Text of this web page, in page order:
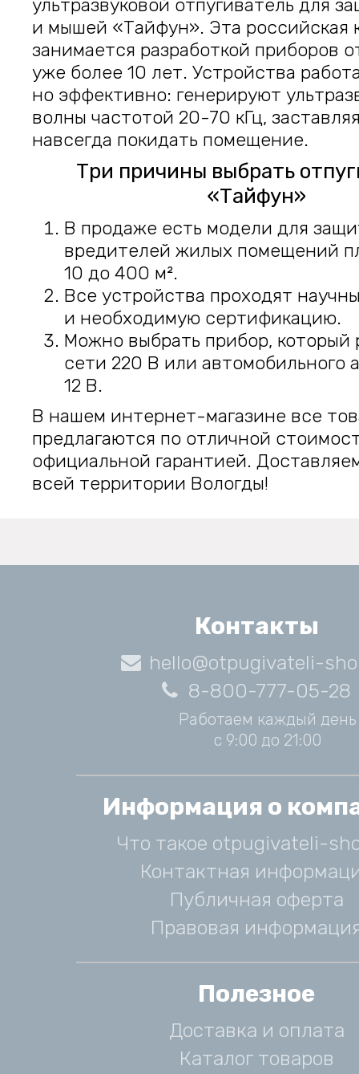
ультразвуковой отпугиватель для
и мышей «Тайфун». Эта российская
занимается разработкой приборов
уже более 10 лет. Устройства
но эффективно: генерируют
волны частотой 20-70 кГц,
навсегда покидать помещение.
Три причины выбрать
«Тайфун»
В продаже есть модели для
вредителей жилых помещений
10 до 400 м².
Все устройства проходят
и необходимую сертификацию.
Можно выбрать прибор, который
сети 220 В или автомобильного
12 В.
В нашем интернет-магазине все
предлагаются по отличной
официальной гарантией.
всей территории Вологды!
Контакты
hello@otpugivateli-
8-800-777-05-28
Работаем каждый день
с 9:00 до 21:00
Информация о
Что такое otpugivateli-
Контактная
Публичная оферта
Правовая
Полезное
Доставка и оплата
Каталог товаров